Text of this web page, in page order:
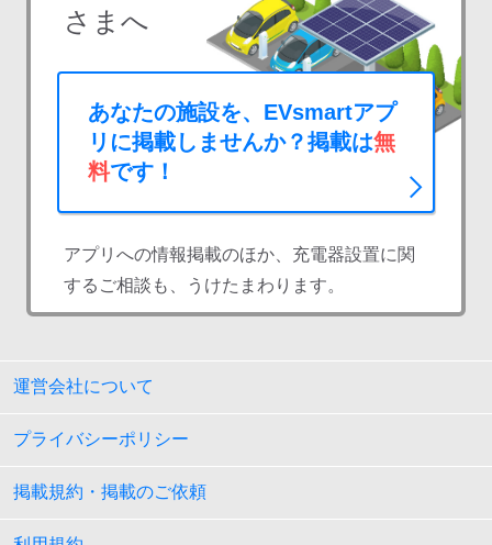
さまへ
あなたの施設を、EVsmartアプ
リに掲載しませんか？掲載は無
料です！
アプリへの情報掲載のほか、充電器設置に関
するご相談も、うけたまわります。
運営会社について
プライバシーポリシー
掲載規約・掲載のご依頼